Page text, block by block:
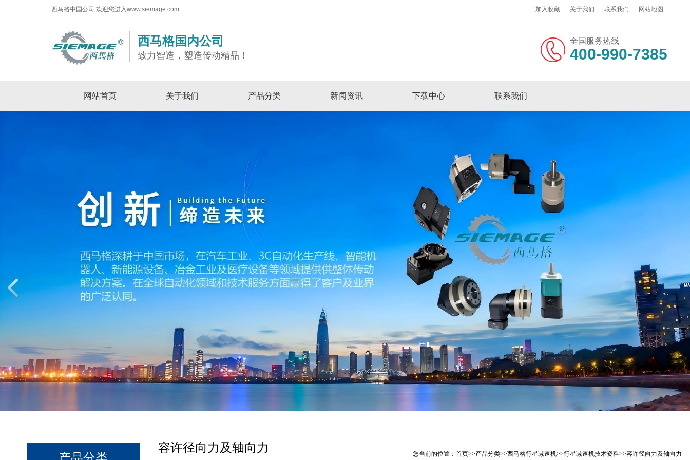
西马格中国公司 欢迎您进入www.siemage.com 加入收藏 关于我们 联系我们 网站地图
西马格国内公司
致力智造，塑造传动精品！
全国服务热线
400-990-7385
网站首页 关于我们 产品分类 新闻资讯 下载中心 联系我们
产品分类
容许径向力及轴向力 您当前的位置： 首页>>产品分类>>西马格行星减速机>>行星减速机技术资料>>容许径向力及轴向力